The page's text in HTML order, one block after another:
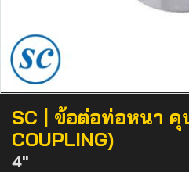
SC | ข้อต่อท่อหนา คุ
COUPLING)
4"